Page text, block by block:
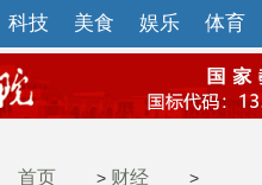
科技 美食 娱乐 体育
首页 > 财经 >